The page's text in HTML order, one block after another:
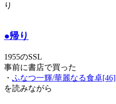
り
●帰り
1955のSSL
事前に書店で買った
・ ふなつ一輝/華麗なる食卓[46]
を読みながら